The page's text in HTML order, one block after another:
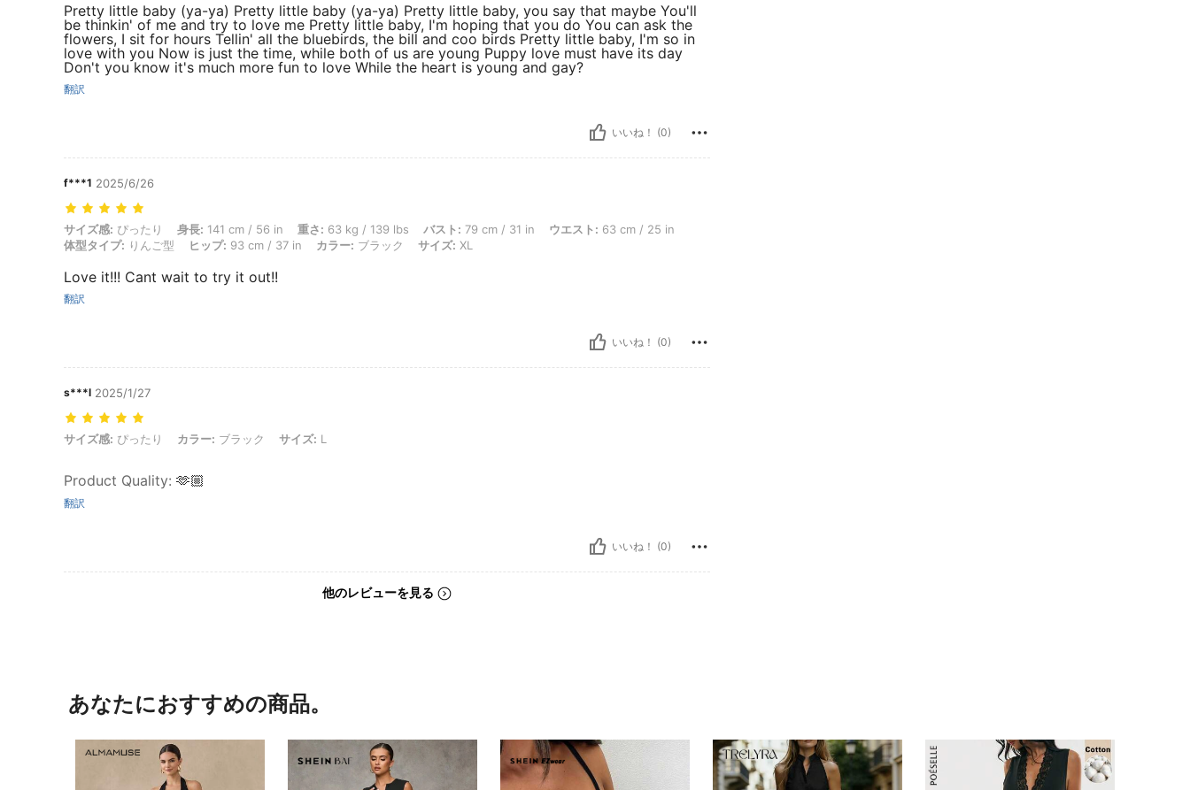
Pretty little baby (ya-ya) Pretty little baby (ya-ya) Pretty little baby, you say that maybe You'll
be thinkin' of me and try to love me Pretty little baby, I'm hoping that you do You can ask the
flowers, I sit for hours Tellin' all the bluebirds, the bill and coo birds Pretty little baby, I'm so in
love with you Now is just the time, while both of us are young Puppy love must have its day
Don't you know it's much more fun to love While the heart is young and gay?
翻訳
いいね！ (0)
f***1 2025/6/26
サイズ感: ぴったり, 身長: 141 cm / 56 in, 重さ: 63 kg / 139 lbs, バスト: 79 cm / 31 in, ウエスト: 63 cm / 25 in, 体型タイプ: りんご型, ヒップ: 93 cm / 37 in, カラー: ブラック, サイズ: XL
サイズ感: ぴったり 身長: 141 cm / 56 in 重さ: 63 kg / 139 lbs バスト: 79 cm / 31 in ウエスト: 63 cm / 25 in
体型タイプ: りんご型 ヒップ: 93 cm / 37 in カラー: ブラック サイズ: XL
Love it!!! Cant wait to try it out!!
翻訳
いいね！ (0)
s***l 2025/1/27
サイズ感: ぴったり, カラー: ブラック, サイズ: L
サイズ感: ぴったり カラー: ブラック サイズ: L
Product Quality: 🫶🏼
翻訳
いいね！ (0)
他のレビューを見る
あなたにおすすめの商品。